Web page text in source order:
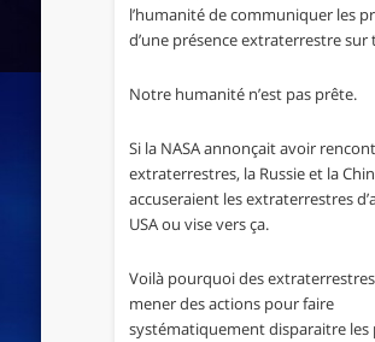
l’humanité de communiquer les
d’une présence extraterrestre sur
Notre humanité n’est pas prête.
Si la NASA annonçait avoir
extraterrestres, la Russie et la
accuseraient les extraterrestres
USA ou vise vers ça.
Voilà pourquoi des
mener des actions pour faire
systématiquement disparaitre les